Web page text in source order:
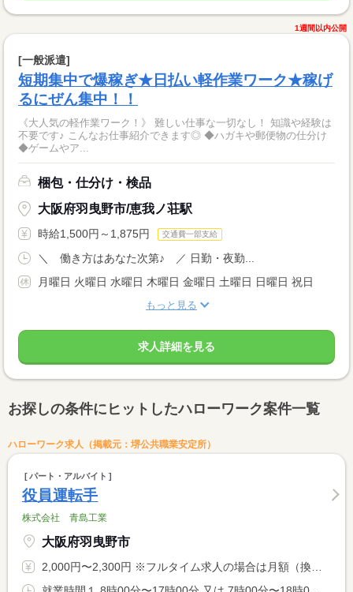
1週間以内公開
[一般派遣]
短期集中で爆稼ぎ★日払い軽作業ワーク★稼げ
るにぜん集中！！
《大人気の軽作業ワーク！》 難しい仕事な一切なし！ 知識や経験は
不要です♪ こんなお仕事紹介できます◎ ◆ハガキや郵便物の仕分け
◆ゲームやア...
梱包・仕分け・検品
大阪府羽曳野市/恵我ノ荘駅
時給1,500円～1,875円 交通費一部支給
＼ 働き方はあなた次第♪ ／ 日勤・夜勤...
月曜日 火曜日 水曜日 木曜日 金曜日 土曜日 日曜日 祝日
もっと見る
求人詳細を見る
お探しの条件にヒットしたハローワーク案件一覧
ハローワーク求人（掲載元：堺公共職業安定所）
パート・アルバイト
役員運転手
株式会社 青島工業
大阪府羽曳野市
2,000円〜2,300円 ※フルタイム求人の場合は月額（換算額）、パート求人の場合は時間額を表示しています。